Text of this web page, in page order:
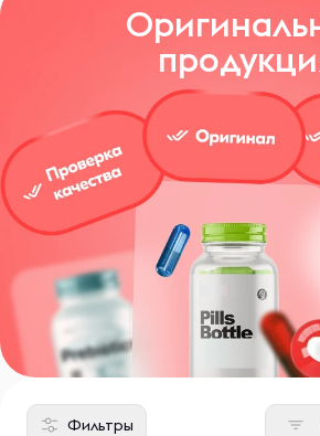
кожи и широком выборе
Фильтры